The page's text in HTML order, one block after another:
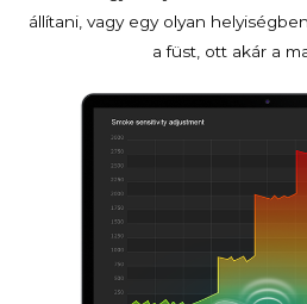
állítani, vagy egy olyan
a füst, ott akár a